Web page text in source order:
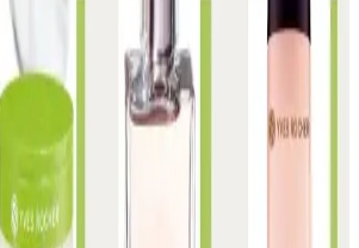
mayası tonikleri, doğal içerikleriyle cildi
Her iki ürün de alkol içermez,
cilt bakımınıza katkı sağlar.
Kozmetik Ürünlerdeki Yeri Cilt
Enzimler
elde edilen doğal bir enzim olup,
iyileşmeyi hızlandırır. Kozmetikte
hassas ciltler için avantaj sağlar.